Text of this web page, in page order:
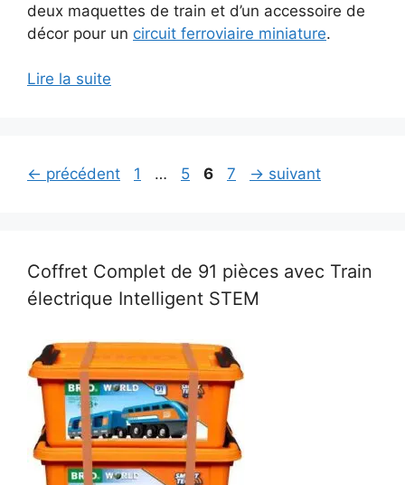
deux maquettes de train et d’un accessoire de
décor pour un circuit ferroviaire miniature.
Lire la suite
← précédent Page
1 … Page
5 Page
6 Page
7 → suivant
Coffret Complet de 91 pièces avec Train
électrique Intelligent STEM